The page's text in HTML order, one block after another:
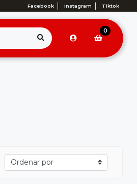
Facebook Instagram Tiktok
0